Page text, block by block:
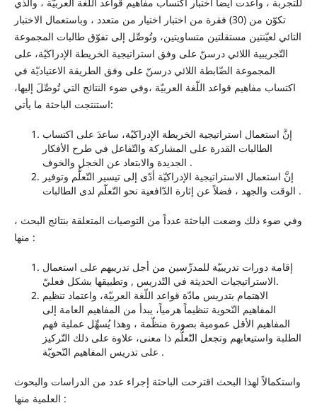
تكوّن من (30) فقرة من اختبار اختيار من متعدد ، وباستعمال الاختبار
التائي لعيّنتين مستقلتين متساويتين، وتُوصِّل إلى تفوّق طالبات المجموعة
التّجريبية اللائي درسنّ على وفق استراتيجية الخريطة الإدراكيّة، على
المجموعة الضّابطة اللائي درسنّ على وفق الطريقة الاعتياديّة في
اكتساب مفاهيم قواعد اللّغة العربيّة ،وفي ضوء النتائج التي تُوصِّلَ إليها،
استنتجت الباحثة ما يأتي:
إنَّ استعمال استراتيجية الخريطة الإدراكيّة، ساعدَ على اكتساب
الطالبات القدرة على المشاركة والتّفاعل في طرح الأفكار
الجديدة والابتعاد عن الخجل والخوف .
إنَّ استعمال الاستراتيجية الإدراكيّة أدّى إلى تيسير التّعلُّم وتوفير
الوقت والجهد ، فضلاً عن إثارة الدّافعية نحو التّعلّم لدى الطالبات .
وفي ضوء ذلك وضعت الباحثة عدداً من التوصيات المتعلقة بنتائج البحث ،
منها :
إقامة دورات تدريبيّة للمدرِّسين من أجل تدريبهم على استعمال
الاستراتيجيات الحديثة في التّدريس , وتطبيقها بشكل فعليّ.
الاهتمام بتدريس مادّة قواعد اللّغة العربيّة، واعتماد تنظيم
المفاهيم النّحوية تنظيماً هرمياً، يبدأ من المفاهيم العامة إلى
المفاهيم الأقل عمومية بصورة منظّمة ، وهذا يُسهِّل عملية فهم
الطلبة واستيعابهم وتجعل التّعلُّم ذا معنى، علاوة على ذلك التّركيز
على تدريس المفاهيم النّحويّة .
واستكمالاً لهذا البحث اقترحت الباحثة إجراء عدد من الدراسات والبحوث
العلمية منها :